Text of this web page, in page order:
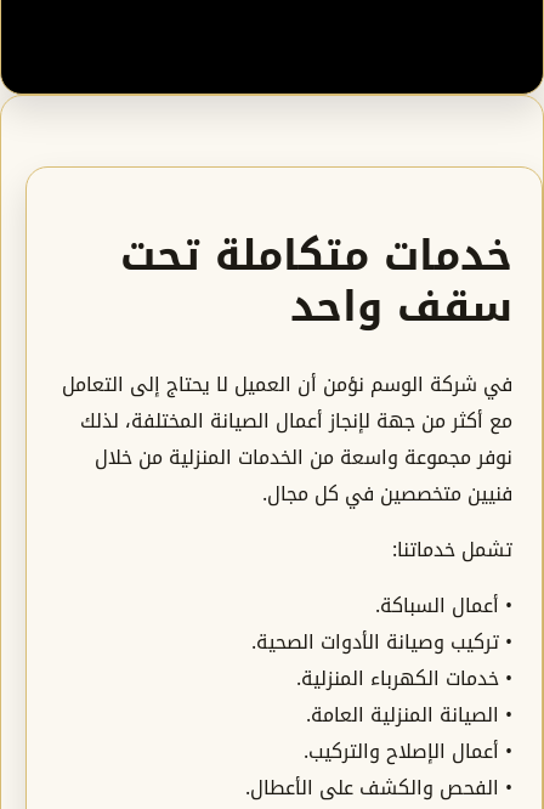
خدمات متكاملة تحت
سقف واحد
في شركة الوسم نؤمن أن العميل لا يحتاج إلى التعامل
مع أكثر من جهة لإنجاز أعمال الصيانة المختلفة، لذلك
نوفر مجموعة واسعة من الخدمات المنزلية من خلال
فنيين متخصصين في كل مجال.
تشمل خدماتنا:
• أعمال السباكة.
• تركيب وصيانة الأدوات الصحية.
• خدمات الكهرباء المنزلية.
• الصيانة المنزلية العامة.
• أعمال الإصلاح والتركيب.
• الفحص والكشف على الأعطال.